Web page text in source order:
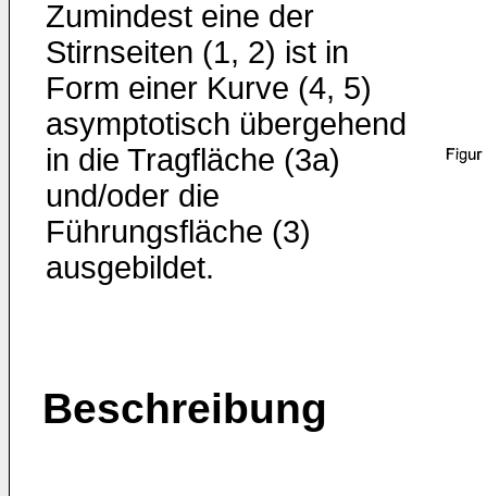
Zumindest eine der
Stirnseiten (1, 2) ist in
Form einer Kurve (4, 5)
asymptotisch übergehend
in die Tragfläche (3a)
und/oder die
Führungsfläche (3)
ausgebildet.
Beschreibung